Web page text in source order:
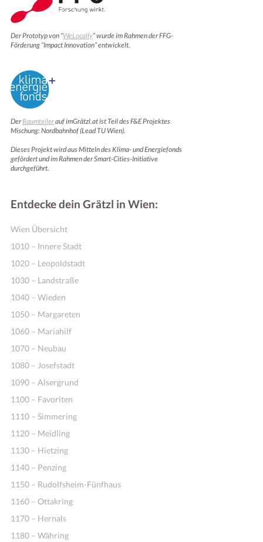
Online Shops
Der Prototyp von “WeLocally” wurde im Rahmen der FFG-
Förderung “Impact Innovation” entwickelt.
DerRaumteilerauf imGrätzl.at ist Teil des F&E Projektes
Mischung: Nordbahnhof (Lead TU Wien).
Dieses Projekt wird aus Mitteln des Klima- und Energiefonds
gefördert und im Rahmen der Smart-Cities-Initiative
durchgeführt.
Entdecke dein Grätzl in Wien:
Wien Übersicht
1010 – Innere Stadt
1020 – Leopoldstadt
1030 – Landstraße
1040 – Wieden
1050 – Margareten
1060 – Mariahilf
1070 – Neubau
1080 – Josefstadt
1090 – Alsergrund
1100 – Favoriten
1110 – Simmering
1120 – Meidling
1130 – Hietzing
1140 – Penzing
1150 – Rudolfsheim-Fünfhaus
1160 – Ottakring
1170 – Hernals
1180 – Währing